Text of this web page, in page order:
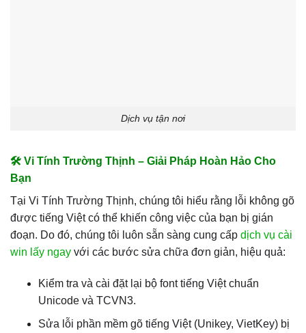
Dịch vụ tận nơi
🛠️ Vi Tính Trường Thịnh – Giải Pháp Hoàn Hảo Cho
Bạn
Tại Vi Tính Trường Thịnh, chúng tôi hiểu rằng lỗi không gõ
được tiếng Việt có thể khiến công việc của bạn bị gián
đoạn. Do đó, chúng tôi luôn sẵn sàng cung cấp dịch vụ cài
win lấy ngay với các bước sửa chữa đơn giản, hiệu quả:
Kiểm tra và cài đặt lại bộ font tiếng Việt chuẩn
Unicode và TCVN3.
Sửa lỗi phần mềm gõ tiếng Việt (Unikey, VietKey) bị